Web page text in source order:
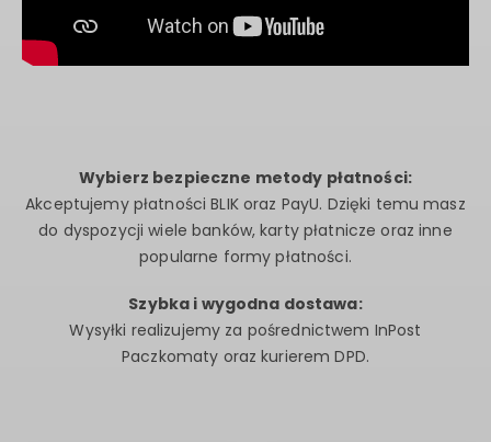
Wybierz bezpieczne metody płatności:
Akceptujemy płatności BLIK oraz PayU. Dzięki temu masz
do dyspozycji wiele banków, karty płatnicze oraz inne
popularne formy płatności.
Szybka i wygodna dostawa:
Wysyłki realizujemy za pośrednictwem InPost
Paczkomaty oraz kurierem DPD.